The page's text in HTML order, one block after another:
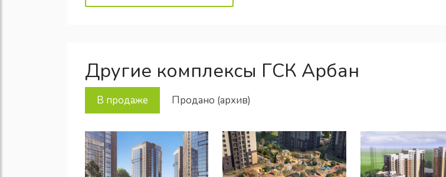
Другие комплексы ГСК Арбан
В продаже Продано (архив)